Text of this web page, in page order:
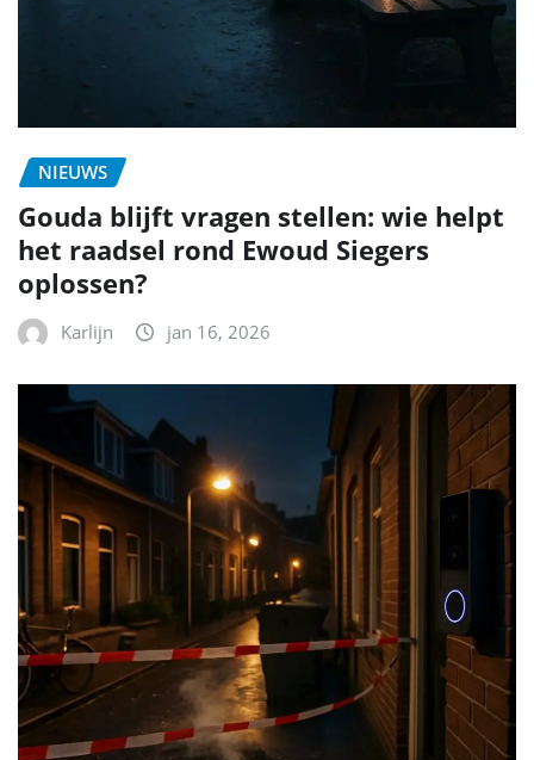
NIEUWS
Gouda blijft vragen stellen: wie helpt
het raadsel rond Ewoud Siegers
oplossen?
Karlijn jan 16, 2026